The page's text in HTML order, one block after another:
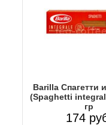
Barilla Спагетти
(Spaghetti
гр
174